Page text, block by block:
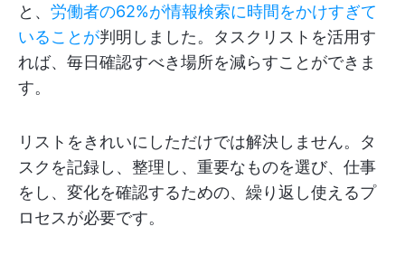
と、 労働者の62%が情報検索に時間をかけすぎて
いることが判明しました。タスクリストを活用す
れば、毎日確認すべき場所を減らすことができま
す。
リストをきれいにしただけでは解決しません。タ
スクを記録し、整理し、重要なものを選び、仕事
をし、変化を確認するための、繰り返し使えるプ
ロセスが必要です。